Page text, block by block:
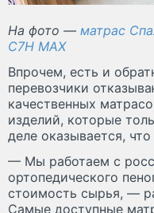
На фото — матрас
C7H MAX
Впрочем, есть и
перевозчики
качественных
изделий, которые
деле оказывается,
— Мы работаем с
ортопедического
стоимость сырья, —
Самые доступные